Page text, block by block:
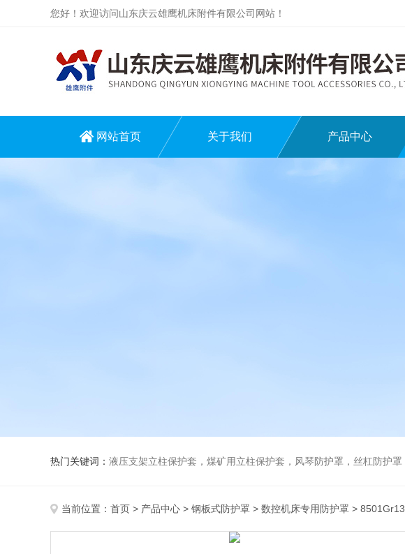
您好！欢迎访问山东庆云雄鹰机床附件有限公司网站！
网站首页 关于我们 产品中心
热门关键词： 液压支架立柱保护套，煤矿用立柱保护套，风琴防护罩，丝杠防护
当前位置： 首页 > 产品中心 > 钢板式防护罩 > 数控机床专用防护罩 >